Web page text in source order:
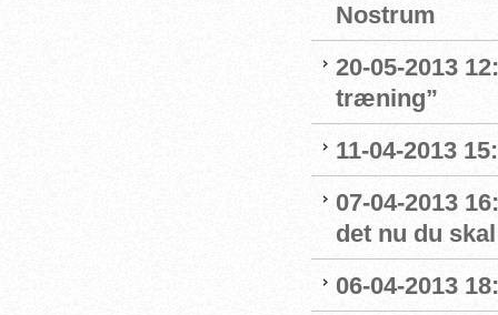
Nostrum
20-05-2013
træning”
11-04-2013
07-04-2013
det nu du
06-04-2013